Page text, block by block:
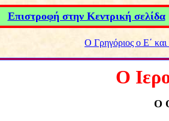
Επιστροφή στην Κεντρική σελίδα
Ο Γρηγόριος ο Ε΄
Ο
Ο